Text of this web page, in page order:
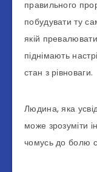
правильного
побудувати ту
якій
піднімають
стан з рівноваги.
Людина, яка
може зрозуміти
чомусь до болю